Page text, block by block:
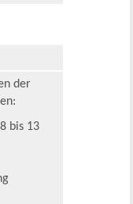
der
bis 13